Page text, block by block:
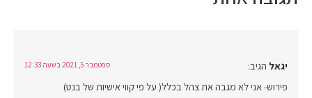
יגאל הגיב: ספטמבר 5, 2021 בשעה 12:33
פירוש- אני לא מגבה את צהל בכלל( על פי קווי אישיות של בנט)